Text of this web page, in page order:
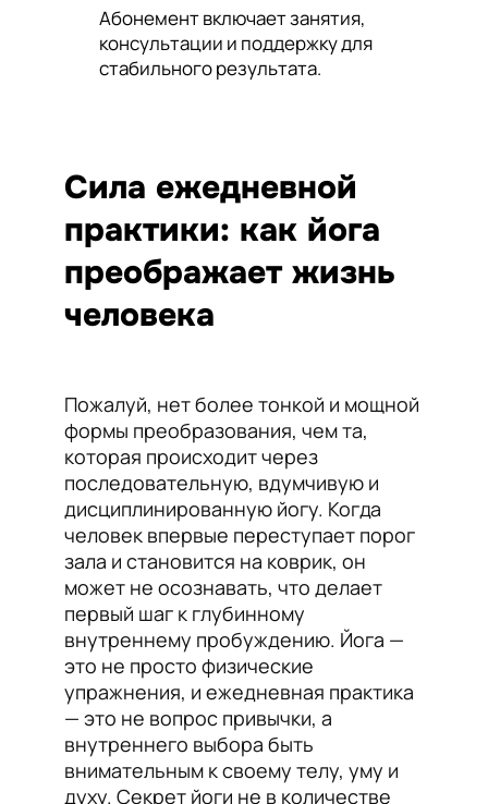
Абонемент включает занятия,
консультации и поддержку для
стабильного результата.
Сила ежедневной
практики: как йога
преображает жизнь
человека
Пожалуй, нет более тонкой и мощной
формы преобразования, чем та,
которая происходит через
последовательную, вдумчивую и
дисциплинированную йогу. Когда
человек впервые переступает порог
зала и становится на коврик, он
может не осознавать, что делает
первый шаг к глубинному
внутреннему пробуждению. Йога —
это не просто физические
упражнения, и ежедневная практика
— это не вопрос привычки, а
внутреннего выбора быть
внимательным к своему телу, уму и
духу. Секрет йоги не в количестве